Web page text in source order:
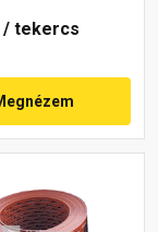
/ tekercs